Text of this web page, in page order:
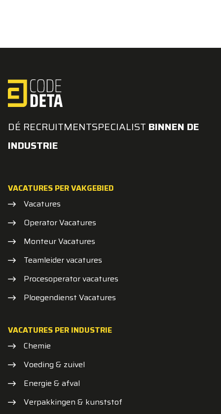
DÉ RECRUITMENTSPECIALIST BINNEN DE
INDUSTRIE
VACATURES PER VAKGEBIED
Vacatures
Operator Vacatures
Monteur Vacatures
Teamleider vacatures
Procesoperator vacatures
Ploegendienst Vacatures
VACATURES PER INDUSTRIE
Chemie
Voeding & zuivel
Energie & afval
Verpakkingen & kunststof